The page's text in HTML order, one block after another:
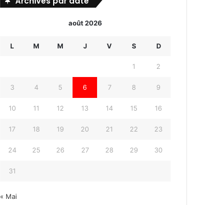
août 2026
L M M J V S D
1 2
3 4 5 6 7 8 9
10 11 12 13 14 15 16
17 18 19 20 21 22 23
24 25 26 27 28 29 30
31
« Mai